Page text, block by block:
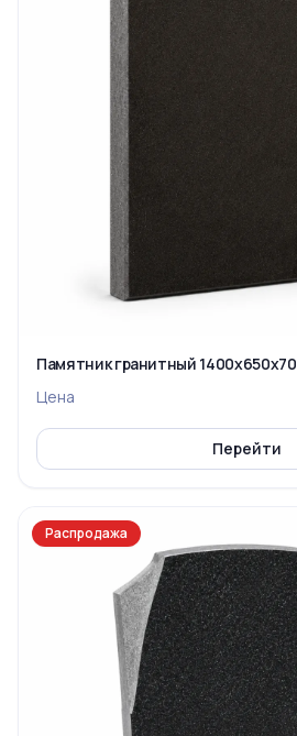
Памятник гранитный 1400x650x70
Цена
Перейти
Распродажа